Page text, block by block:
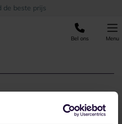
de beste prijs
Bel ons Menu
was de dag dat ik mijn